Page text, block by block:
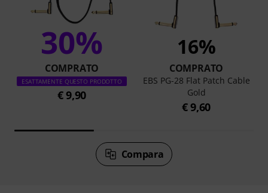
30%
COMPRATO
ESATTAMENTE QUESTO PRODOTTO
€ 9,90
16%
COMPRATO
EBS PG-28 Flat Patch Cable
Gold
€ 9,60
Compara